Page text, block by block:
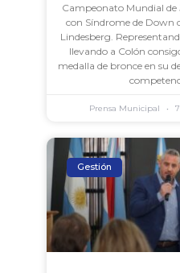
Campeonato Mundial de
con Síndrome de Down
Lindesberg.
llevando a Colón
medalla de bronce en su
Prensa Municipal
Gestión